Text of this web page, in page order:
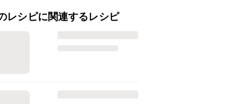
レシピに関連するレシピ